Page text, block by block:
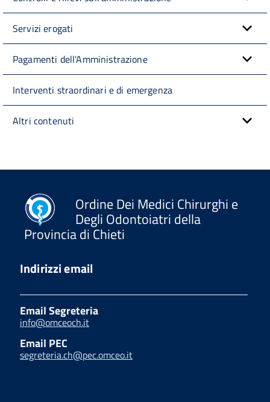
Servizi erogati
Pagamenti dell'Amministrazione
Interventi straordinari e di emergenza
Altri contenuti
Ordine Dei Medici Chirurghi e
Degli Odontoiatri della
Provincia di Chieti
Indirizzi email
Email Segreteria
info@omceoch.it
Email PEC
segreteria.ch@pec.omceo.it